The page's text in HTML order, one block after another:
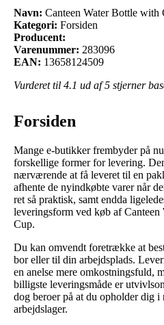
Navn: Canteen Water Bottle with
Kategori: Forsiden
Producent:
Varenummer: 283096
EAN: 13658124509
Vurderet til 4.1 ud af 5 stjerner
Forsiden
Mange e-butikker frembyder på
forskellige former for levering.
nærværende at få leveret til en
afhente de nyindkøbte varer når
ret så praktisk, samt endda
leveringsform ved køb af
Cup.
Du kan omvendt foretrække at
bor eller til din arbejdsplads.
en anelse mere omkostningsfuld,
billigste leveringsmåde er
dog beroer på at du opholder dig
arbejdslager.